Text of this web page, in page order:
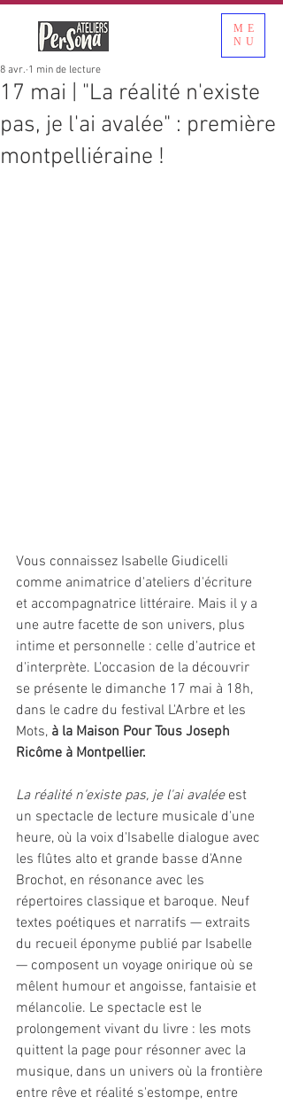
ME
NU
17 mai | "La réalité n'existe
pas, je l'ai avalée" : première
montpelliéraine !
8 avr. 1 min de lecture
Vous connaissez Isabelle Giudicelli
comme animatrice d'ateliers d'écriture
et accompagnatrice littéraire. Mais il y a
une autre facette de son univers, plus
intime et personnelle : celle d'autrice et
d'interprète. L'occasion de la découvrir
se présente le dimanche 17 mai à 18h,
dans le cadre du festival L'Arbre et les
Mots, à la Maison Pour Tous Joseph
Ricôme à Montpellier.
La réalité n'existe pas, je l'ai avalée est
un spectacle de lecture musicale d'une
heure, où la voix d'Isabelle dialogue avec
les flûtes alto et grande basse d'Anne
Brochot, en résonance avec les
répertoires classique et baroque. Neuf
textes poétiques et narratifs — extraits
du recueil éponyme publié par Isabelle
— composent un voyage onirique où se
mêlent humour et angoisse, fantaisie et
mélancolie. Le spectacle est le
prolongement vivant du livre : les mots
quittent la page pour résonner avec la
musique, dans un univers où la frontière
entre rêve et réalité s'estompe, entre